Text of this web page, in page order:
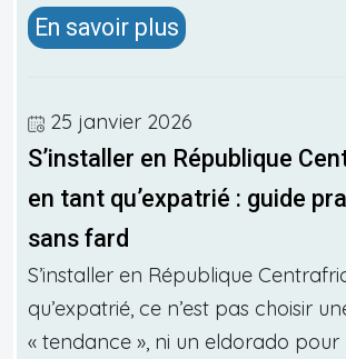
En savoir plus
25 janvier 2026
S’installer en République
en tant qu’expatrié : guide
sans fard
S’installer en République
qu’expatrié, ce n’est pas choisir
« tendance », ni un eldorado pour